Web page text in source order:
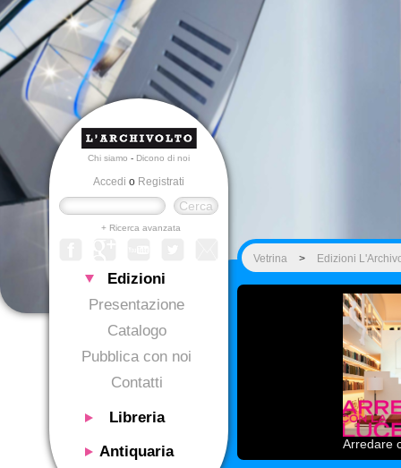
Chi siamo - Dicono di noi
Accedi o Registrati
+ Ricerca avanzata
Edizioni
Presentazione
Catalogo
Pubblica con noi
Contatti
Libreria
Presentazione
Antiquaria
Vetrina > Edizioni
Arredare